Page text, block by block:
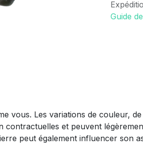
Guide
vous. Les variations de couleur,
et peuvent
peut également influencer son